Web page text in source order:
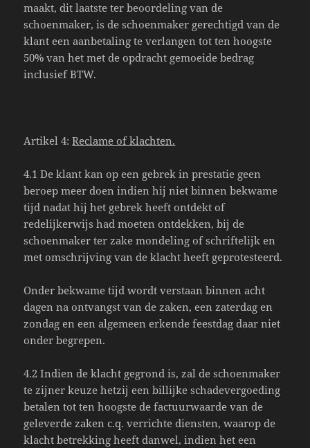
maakt, dit laatste ter beoordeling van de
schoenmaker, is de schoenmaker gerechtigd van de
klant een aanbetaling te verlangen tot ten hoogste
50% van het met de opdracht gemoeide bedrag
inclusief BTW.
Artikel 4:Reclame of klachten.
4.1 De klant kan op een gebrek in prestatie geen
beroep meer doen indien hij niet binnen bekwame
tijd nadat hij het gebrek heeft ontdekt of
redelijkerwijs had moeten ontdekken, bij de
schoenmaker ter zake mondeling of schriftelijk en
met omschrijving van de klacht heeft geprotesteerd.
Onder bekwame tijd wordt verstaan binnen acht
dagen na ontvangst van de zaken, een zaterdag en
zondag en een algemeen erkende feestdag daar niet
onder begrepen.
4.2 Indien de klacht gegrond is, zal de schoenmaker
te zijner keuze hetzij een billijke schadevergoeding
betalen tot ten hoogste de factuurwaarde van de
geleverde zaken c.q. verrichte diensten, waarop de
klacht betrekking heeft danwel, indien het een